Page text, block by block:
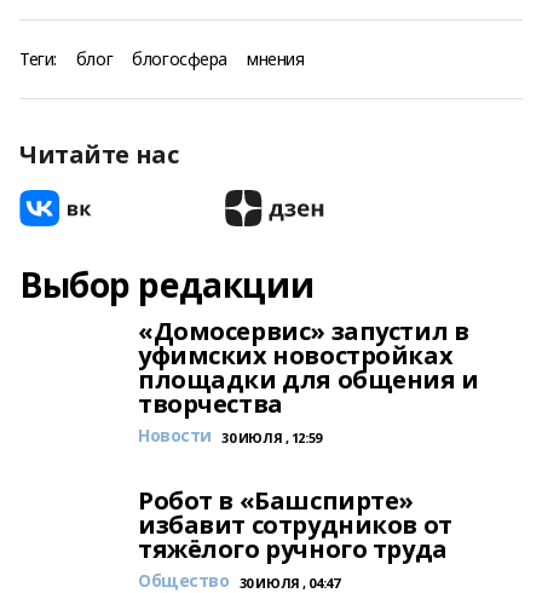
Теги: блог блогосфера мнения
Читайте нас
Выбор редакции
«Домосервис» запустил в
уфимских новостройках
площадки для общения и
творчества
Новости 30 ИЮЛЯ , 12:59
Робот в «Башспирте»
избавит сотрудников от
тяжёлого ручного труда
Общество 30 ИЮЛЯ , 04:47